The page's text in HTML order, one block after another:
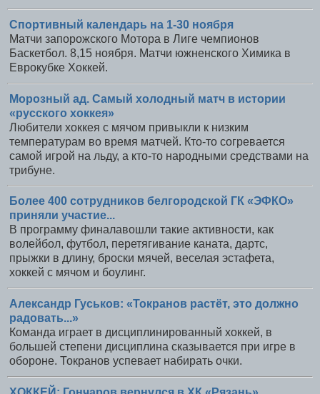
Спортивный календарь на 1-30 ноября
Матчи запорожского Мотора в Лиге чемпионов
Баскетбол. 8,15 ноября. Матчи южненского Химика в
Еврокубке Хоккей.
Морозный ад. Самый холодный матч в истории
«русского хоккея»
Любители хоккея с мячом привыкли к низким
температурам во время матчей. Кто-то согревается
самой игрой на льду, а кто-то народными средствами на
трибуне.
Более 400 сотрудников белгородской ГК «ЭФКО»
приняли участие...
В программу финалавошли такие активности, как
волейбол, футбол, перетягивание каната, дартс,
прыжки в длину, броски мячей, веселая эстафета,
хоккей с мячом и боулинг.
Александр Гуськов: «Токранов растёт, это должно
радовать...»
Команда играет в дисциплинированный хоккей, в
большей степени дисциплина сказывается при игре в
обороне. Токранов успевает набирать очки.